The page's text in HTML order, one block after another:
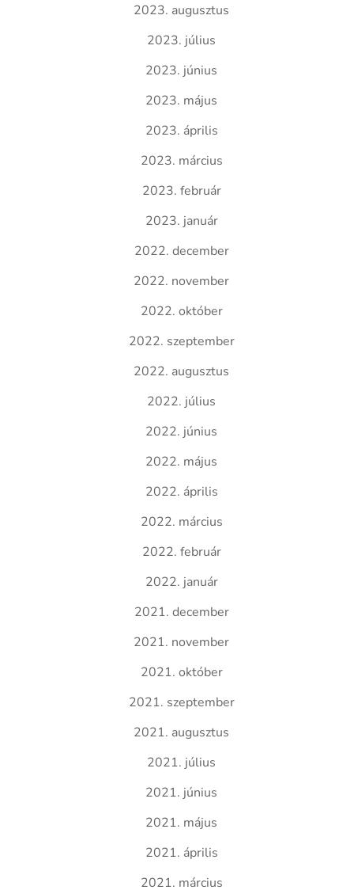
2023. augusztus
2023. július
2023. június
2023. május
2023. április
2023. március
2023. február
2023. január
2022. december
2022. november
2022. október
2022. szeptember
2022. augusztus
2022. július
2022. június
2022. május
2022. április
2022. március
2022. február
2022. január
2021. december
2021. november
2021. október
2021. szeptember
2021. augusztus
2021. július
2021. június
2021. május
2021. április
2021. március